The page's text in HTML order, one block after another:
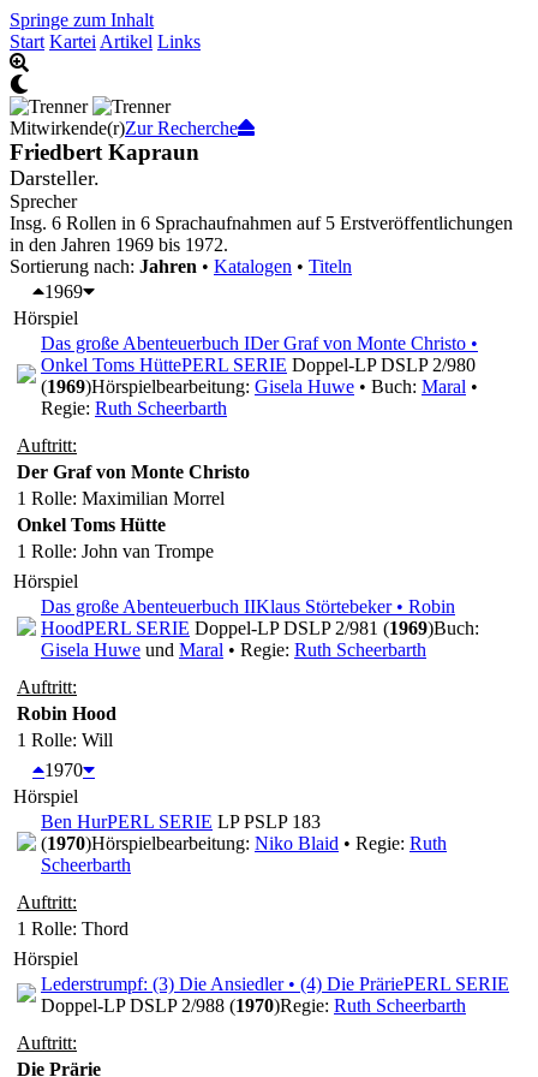
Springe zum Inhalt
Start Kartei Artikel Links
Mitwirkende(r)Zur Recherche
Friedbert Kapraun
Darsteller.
Sprecher
Insg. 6 Rollen in 6 Sprachaufnahmen auf 5 Erstveröffentlichungen
in den Jahren 1969 bis 1972.
Sortierung nach: Jahren • Katalogen • Titeln
1969
Hörspiel
Das große Abenteuerbuch IDer Graf von Monte Christo •
Onkel Toms HüttePERL SERIE Doppel-LP DSLP 2/980
(1969)Hörspielbearbeitung: Gisela Huwe • Buch: Maral •
Regie: Ruth Scheerbarth
Auftritt:
Der Graf von Monte Christo
1 Rolle: Maximilian Morrel
Onkel Toms Hütte
1 Rolle: John van Trompe
Hörspiel
Das große Abenteuerbuch IIKlaus Störtebeker • Robin
HoodPERL SERIE Doppel-LP DSLP 2/981 (1969)Buch:
Gisela Huwe und Maral • Regie: Ruth Scheerbarth
Auftritt:
Robin Hood
1 Rolle: Will
1970
Hörspiel
Ben HurPERL SERIE LP PSLP 183
(1970)Hörspielbearbeitung: Niko Blaid • Regie: Ruth
Scheerbarth
Auftritt:
1 Rolle: Thord
Hörspiel
Lederstrumpf: (3) Die Ansiedler • (4) Die PräriePERL SERIE
Doppel-LP DSLP 2/988 (1970)Regie: Ruth Scheerbarth
Auftritt:
Die Prärie